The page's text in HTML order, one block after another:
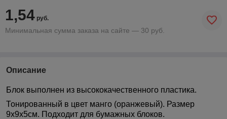
1,54 руб.
Минимальная сумма заказа на сайте — 30 руб.
Описание
Блок выполнен из высококачественного пластика.
Тонированный в цвет манго (оранжевый). Размер
9х9х5см. Подходит для бумажных блоков.